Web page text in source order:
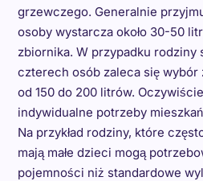
grzewczego. Generalnie
osoby wystarcza około 30-50
zbiornika. W przypadku rodziny
czterech osób zaleca się
od 150 do 200 litrów.
indywidualne potrzeby
Na przykład rodziny, które
mają małe dzieci mogą
pojemności niż standardowe